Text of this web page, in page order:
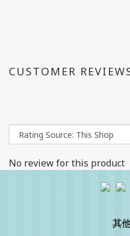
CUSTOMER
No review for this product
其